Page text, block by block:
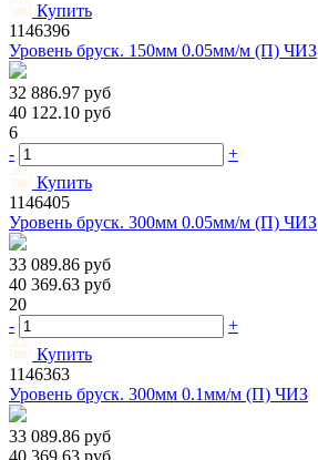
Купить
1146396
Уровень бруск. 150мм 0.05мм/м (П) ЧИЗ
32 886.97 руб
40 122.10 руб
6
-
+
Купить
1146405
Уровень бруск. 300мм 0.05мм/м (П) ЧИЗ
33 089.86 руб
40 369.63 руб
20
-
+
Купить
1146363
Уровень бруск. 300мм 0.1мм/м (П) ЧИЗ
33 089.86 руб
40 369.63 руб